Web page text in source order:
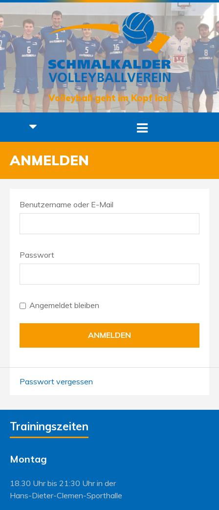
Volleyball geht im Kopf los!
ANMELDEN
Benutzername oder E-Mail
Passwort
Angemeldet bleiben
Passwort vergessen
Trainingszeiten
Montag
18.30 Uhr bis 21:30 Uhr in der
Hans-Dieter-Clemen-Sporthalle